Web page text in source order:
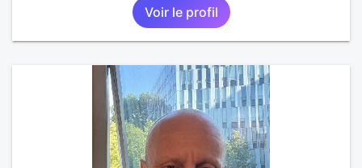
Voir le profil